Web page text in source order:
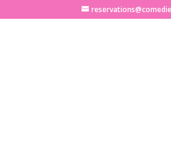
http://www.comediedelille.fr